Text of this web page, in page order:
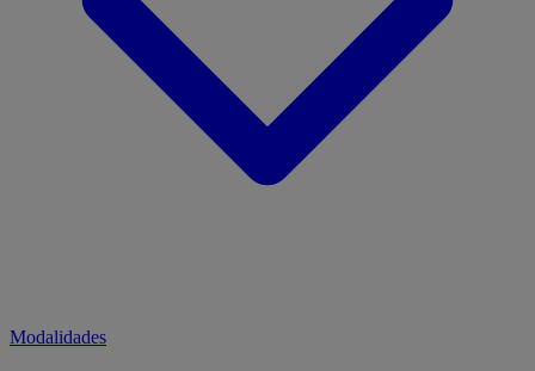
Modalidades